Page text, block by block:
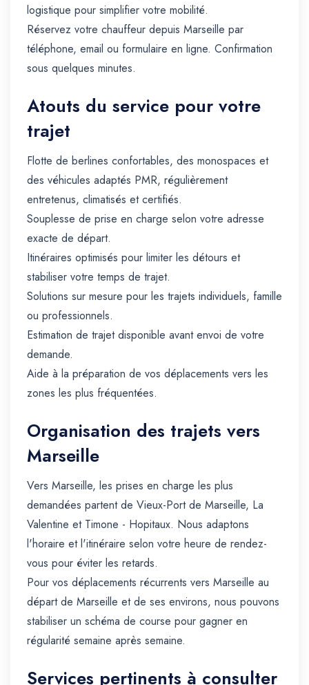
logistique pour simplifier votre mobilité.
Réservez votre chauffeur depuis Marseille par
téléphone, email ou formulaire en ligne. Confirmation
sous quelques minutes.
Atouts du service pour votre
trajet
Flotte de berlines confortables, des monospaces et
des véhicules adaptés PMR, régulièrement
entretenus, climatisés et certifiés.
Souplesse de prise en charge selon votre adresse
exacte de départ.
Itinéraires optimisés pour limiter les détours et
stabiliser votre temps de trajet.
Solutions sur mesure pour les trajets individuels, famille
ou professionnels.
Estimation de trajet disponible avant envoi de votre
demande.
Aide à la préparation de vos déplacements vers les
zones les plus fréquentées.
Organisation des trajets vers
Marseille
Vers Marseille, les prises en charge les plus
demandées partent de Vieux-Port de Marseille, La
Valentine et Timone - Hopitaux. Nous adaptons
l'horaire et l'itinéraire selon votre heure de rendez-
vous pour éviter les retards.
Pour vos déplacements récurrents vers Marseille au
départ de Marseille et de ses environs, nous pouvons
stabiliser un schéma de course pour gagner en
régularité semaine après semaine.
Services pertinents à consulter